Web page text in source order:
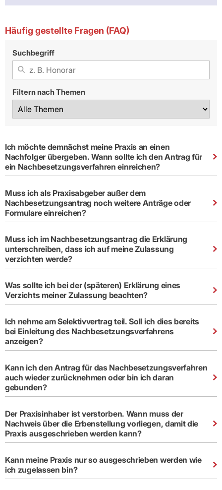
Häufig gestellte Fragen (FAQ)
Suchbegriff
Filtern nach Themen
Ich möchte demnächst meine Praxis an einen
Nachfolger übergeben. Wann sollte ich den Antrag für
ein Nachbesetzungsverfahren einreichen?
Muss ich als Praxisabgeber außer dem
Nachbesetzungsantrag noch weitere Anträge oder
Formulare einreichen?
Muss ich im Nachbesetzungsantrag die Erklärung
unterschreiben, dass ich auf meine Zulassung
verzichten werde?
Was sollte ich bei der (späteren) Erklärung eines
Verzichts meiner Zulassung beachten?
Ich nehme am Selektivvertrag teil. Soll ich dies bereits
bei Einleitung des Nachbesetzungsverfahrens
anzeigen?
Kann ich den Antrag für das Nachbesetzungsverfahren
auch wieder zurücknehmen oder bin ich daran
gebunden?
Der Praxisinhaber ist verstorben. Wann muss der
Nachweis über die Erbenstellung vorliegen, damit die
Praxis ausgeschrieben werden kann?
Kann meine Praxis nur so ausgeschrieben werden wie
ich zugelassen bin?